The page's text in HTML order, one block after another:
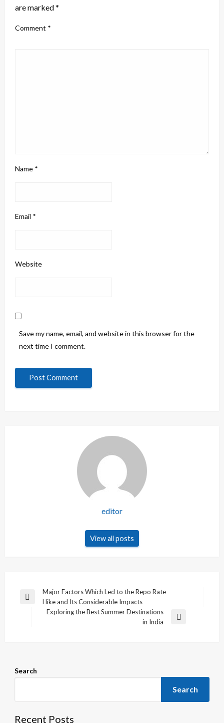
are marked*
Comment *
Name *
Email *
Website
Save my name, email, and website in this browser for the
next time I comment.
editor
View all posts
Post
navigation
Previous
Major Factors Which Led to the Repo Rate
Hike and Its Considerable Impacts
Exploring the Best Summer Destinations
in India
Search
Search
Recent Posts